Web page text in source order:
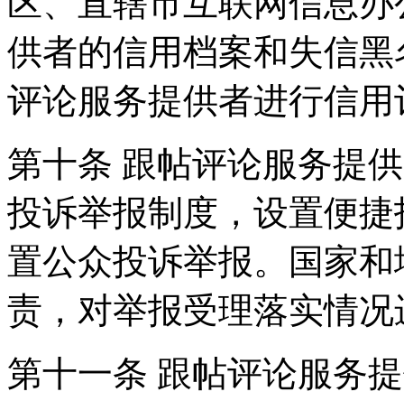
供者的信用档案和失信
评论服务提供者进行信用
第十条 跟帖评论服务提
投诉举报制度，设置便
置公众投诉举报。国家
责，对举报受理落实情
第十一条 跟帖评论服务